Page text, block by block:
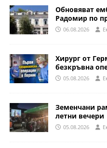
Обновяват
Радомир по
06.08.2026
Хирург от
безкръвна
05.08.2026
Земенчани
летни вечери
05.08.2026